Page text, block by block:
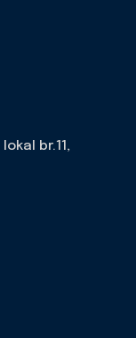
br.11,